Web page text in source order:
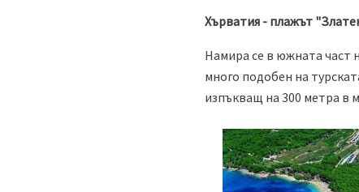
Хърватия - плажът
Намира се в южната част
много подобен на
изпъкващ на 300 метра в